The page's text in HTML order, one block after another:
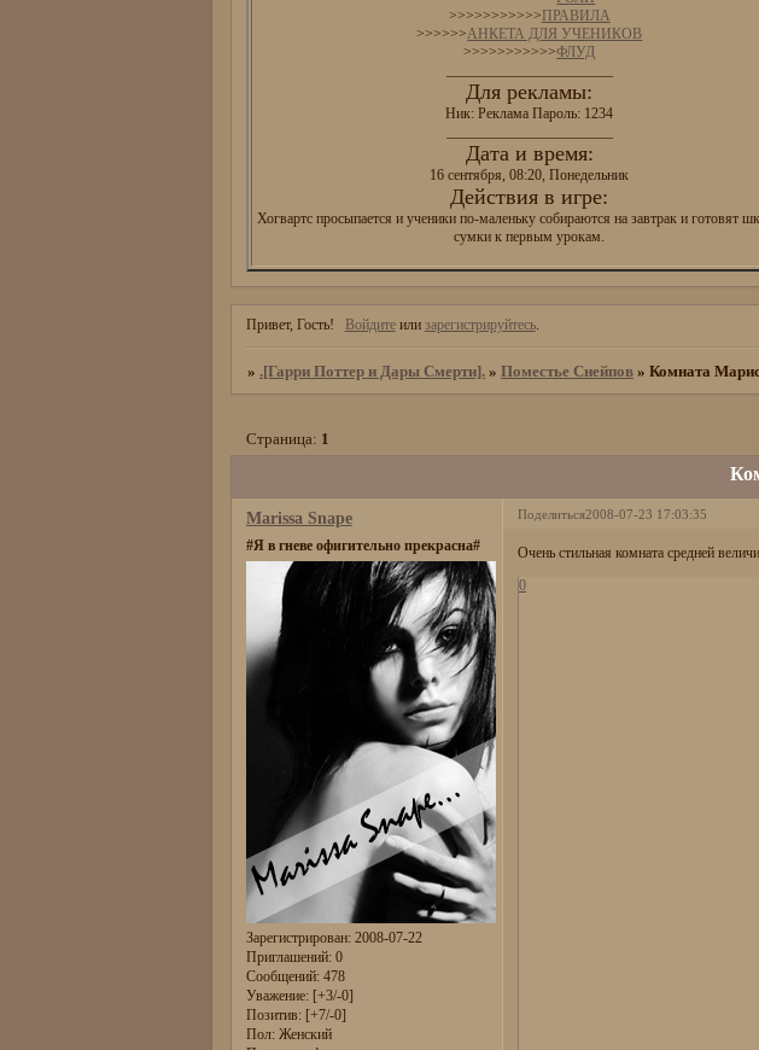
>>>>>>>>>>> ПРАВИЛА
>>>>>>АНКЕТА ДЛЯ УЧЕНИКОВ
>>>>>>>>>>>ФЛУД
Для рекламы:
Ник: Реклама Пароль: 1234
Дата и время:
16 сентября, 08:20, Понедельник
Действия в игре:
Хогвартс просыпается и ученики по-маленьку собираются на завтрак и готовят
сумки к первым урокам.
Привет, Гость! Войдитеили зарегистрируйтесь.
» .[Гарри Поттер и Дары Смерти]. » Поместье Снейпов » Комната
Страница: 1
Поделиться2008-07-23 17:03:35
Marissa Snape
#Я в гневе офигительно прекрасна#
Зарегистрирован: 2008-07-22
Приглашений:0
Сообщений:478
Уважение: [+3/-0]
Позитив: [+7/-0]
Пол:Женский
Очень стильная комната средней
0